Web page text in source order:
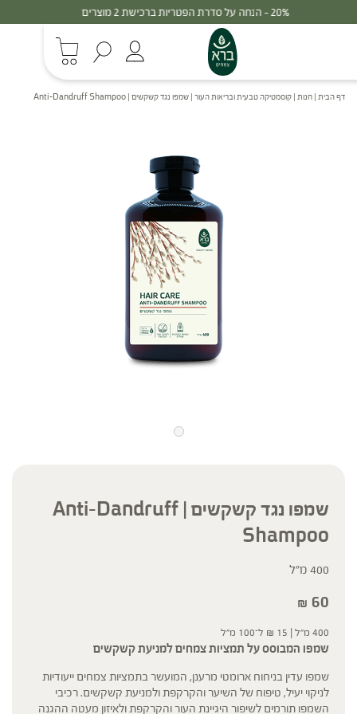
30% - הנחה על סדרת הפטריות ברכישת 3 מוצרים
דף הבית | חנות | קוסמטיקה טבעית ובריאות העור | שמפו נגד קשקשים | Anti-Dandruff Shampoo
שמפו נגד קשקשים | Anti-Dandruff
Shampoo
400 מ"ל
₪ 60
400 מ"ל | ₪ 15 ל־100 מ"ל
שמפו המבוסס על תמציות צמחים למניעת קשקשים
שמפו עדין בניחוח ארומטי מרענן, המועשר בתמציות צמחים ייעודיות
לניקוי יעיל, טיפוח של השיער והקרקפת ולמניעת קשקשים. רכיבי
השמפו תורמים לשיפור היגיינת העור והקרקפת ולאיזון מעטה ההגנה